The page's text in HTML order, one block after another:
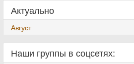
Актуально
Август
Наши группы в соцсетях: